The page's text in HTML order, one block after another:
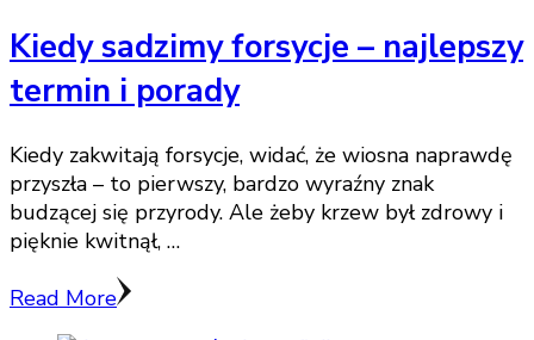
Kiedy sadzimy forsycje – najlepszy
termin i porady
Kiedy zakwitają forsycje, widać, że wiosna naprawdę
przyszła – to pierwszy, bardzo wyraźny znak
budzącej się przyrody. Ale żeby krzew był zdrowy i
pięknie kwitnął, …
Read More